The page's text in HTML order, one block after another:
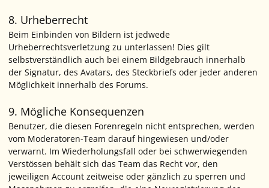
8. Urheberrecht
Beim Einbinden von Bildern ist jedwede
Urheberrechtsverletzung zu unterlassen! Dies gilt
selbstverständlich auch bei einem Bildgebrauch innerhalb
der Signatur, des Avatars, des Steckbriefs oder jeder anderen
Möglichkeit innerhalb des Forums.
9. Mögliche Konsequenzen
Benutzer, die diesen Forenregeln nicht entsprechen, werden
vom Moderatoren-Team darauf hingewiesen und/oder
verwarnt. Im Wiederholungsfall oder bei schwerwiegenden
Verstössen behält sich das Team das Recht vor, den
jeweiligen Account zeitweise oder gänzlich zu sperren und